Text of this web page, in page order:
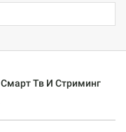
Смарт Тв И Стриминг